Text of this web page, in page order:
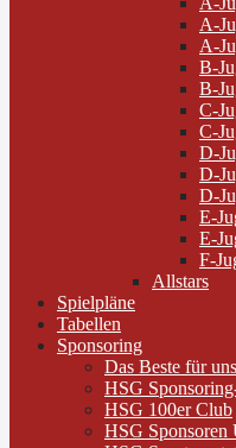
A-
A-
B-
B-
C-
C-
D-
D-
D-
E-
E-
F-
Allstars
Spielpläne
Tabellen
Sponsoring
Das Beste für
HSG
HSG 100er Club
HSG Sponsoren